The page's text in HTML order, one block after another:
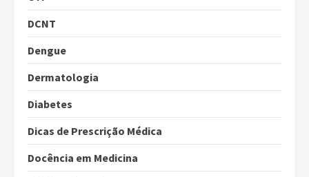
DCNT
Dengue
Dermatologia
Diabetes
Dicas de Prescrição Médica
Docência em Medicina